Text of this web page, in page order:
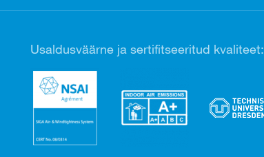
Usaldusväärne ja sertifitseeritud kvaliteet: